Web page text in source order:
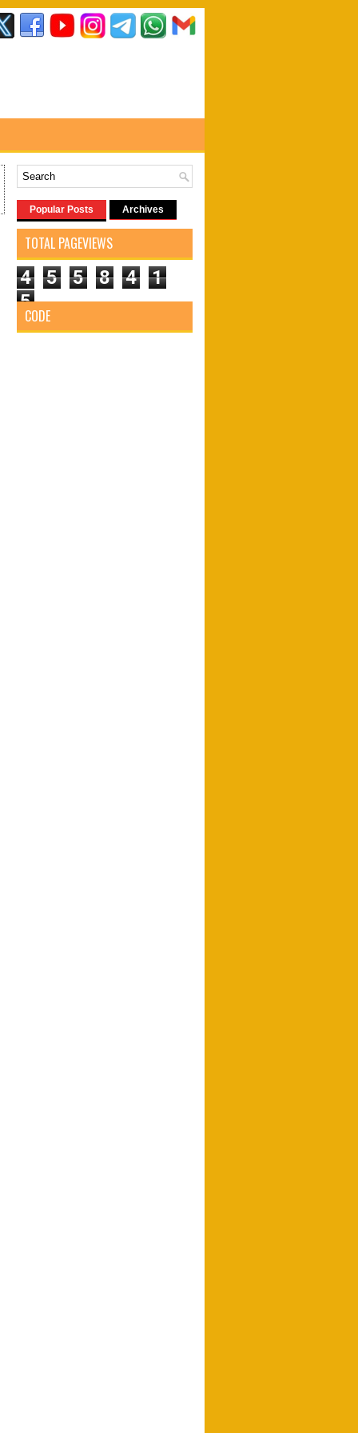
Popular Posts Archives
TOTAL PAGEVIEWS
4 5 5 8 4
1
5
CODE